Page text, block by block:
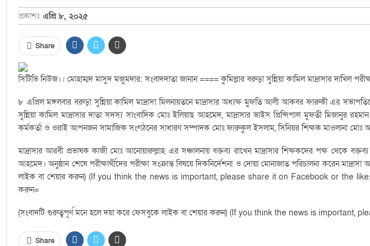
প্রকাশঃ এপ্রি ৮, ২০২৫
Share
সিটিভি নিউজ।। মোহাম্মদ মাসুদ মজুমদার: সংবাদদাতা জানান ==== কুমিল্লার বরুড়া সুন্নিয়া কামিল মাদ্রাসার দাখিল
৮ এপ্রিল মঙ্গলবার বরুড়া সুন্নিয়া কামিল মাদ্রাসা মিলনায়তনে মাদ্রাসার অধ্যক্ষ মুফতি আলী আকবর ফারুকী এর
সুন্নিয়া কামিল মাদ্রাসার দাতা সদস্য সাংবাদিক মোঃ ইলিয়াছ আহমেদ, মাদ্রাসার ভাইস প্রিন্সিপাল মুফতী
কর্মকর্তা ও ওরাই আপনজন সামাজিক সংগঠনের সাধারণ সম্পাদক মোঃ ফারুকুল ইসলাম, সিনিয়র শিক্ষক মাওলানা মোঃ
মাদ্রাসার আরবী প্রভাষক কাজী মোঃ আনোয়ারুল্লাহ এর সঞ্চালনায় বক্তব্য রাখেন মাদ্রাসার শিক্ষকদের পক্ষ থেকে
আহমেদ। অনুষ্ঠান শেষে পরীক্ষার্থীদের পরীক্ষা সংক্রান্ত বিষয়ে দিকনির্দেশনা ও দোয়া মোনাজাত পরিচালনা করেন
লাইক বা শেয়ার করুন) (If you think the news is important, please share it on Facebook or the like>
করুন=
(সংবাদটি গুরুত্বপূর্ণ মনে হলে দয়া করে ফেসবুকে লাইক বা শেয়ার করুন) (If you think the news is
Share